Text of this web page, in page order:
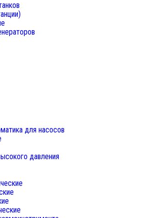
для насосов
давления